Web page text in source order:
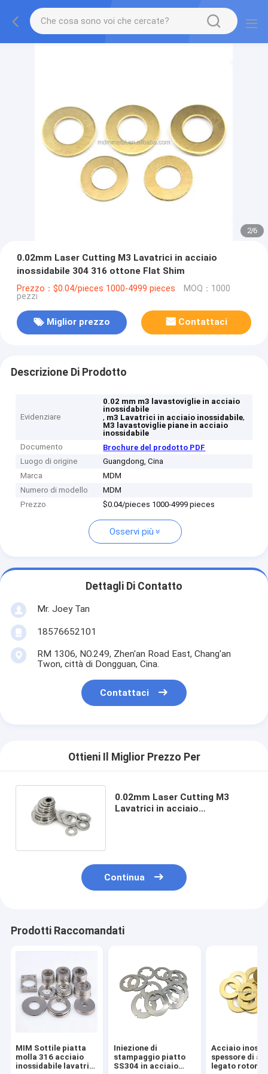
2/6
0.02mm Laser Cutting M3 Lavatrici in acciaio
inossidabile 304 316 ottone Flat Shim
Prezzo：$0.04/pieces 1000-4999 pieces MOQ：1000
pezzi
Miglior prezzo Contattaci
Descrizione Di Prodotto
Evidenziare
0.02 mm m3 lavastoviglie in acciaio
inossidabile
, m3 Lavatrici in acciaio inossidabile,
M3 lavastoviglie piane in acciaio
inossidabile
Documento
Brochure del prodotto PDF
Luogo di origine
Guangdong, Cina
Marca
MDM
Numero di modello
MDM
Prezzo
$0.04/pieces 1000-4999 pieces
Osservi più
Dettagli Di Contatto
Mr. Joey Tan
18576652101
RM 1306, NO.249, Zhen'an Road East, Chang'an
Twon, città di Dongguan, Cina.
Contattaci
Ottieni Il Miglior Prezzo Per
0.02mm Laser Cutting M3
Lavatrici in acciaio
Continua
Prodotti Raccomandati
MIM Sottile piatta
molla 316 acciaio
inossidabile lavatrici
Iniezione di
stampaggio piatto
SS304 in acciaio
Acciaio
spessore di
legato